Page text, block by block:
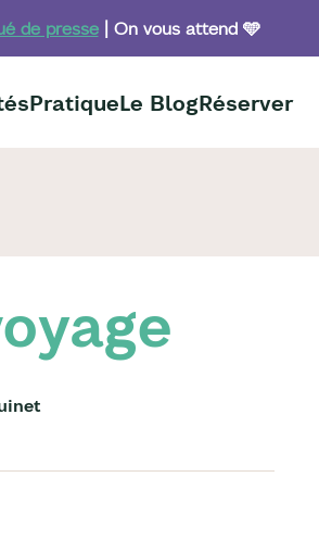
de presse| On vous attend 🩵
PratiqueLe BlogRéserver